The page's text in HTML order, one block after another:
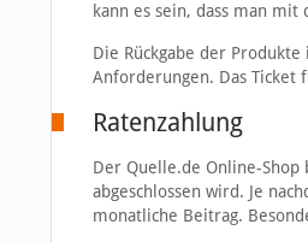
kann es sein, dass man
Die Rückgabe der
Anforderungen. Das
Ratenzahlung
Der Quelle.de Online-
abgeschlossen wird. Je
monatliche Beitrag.